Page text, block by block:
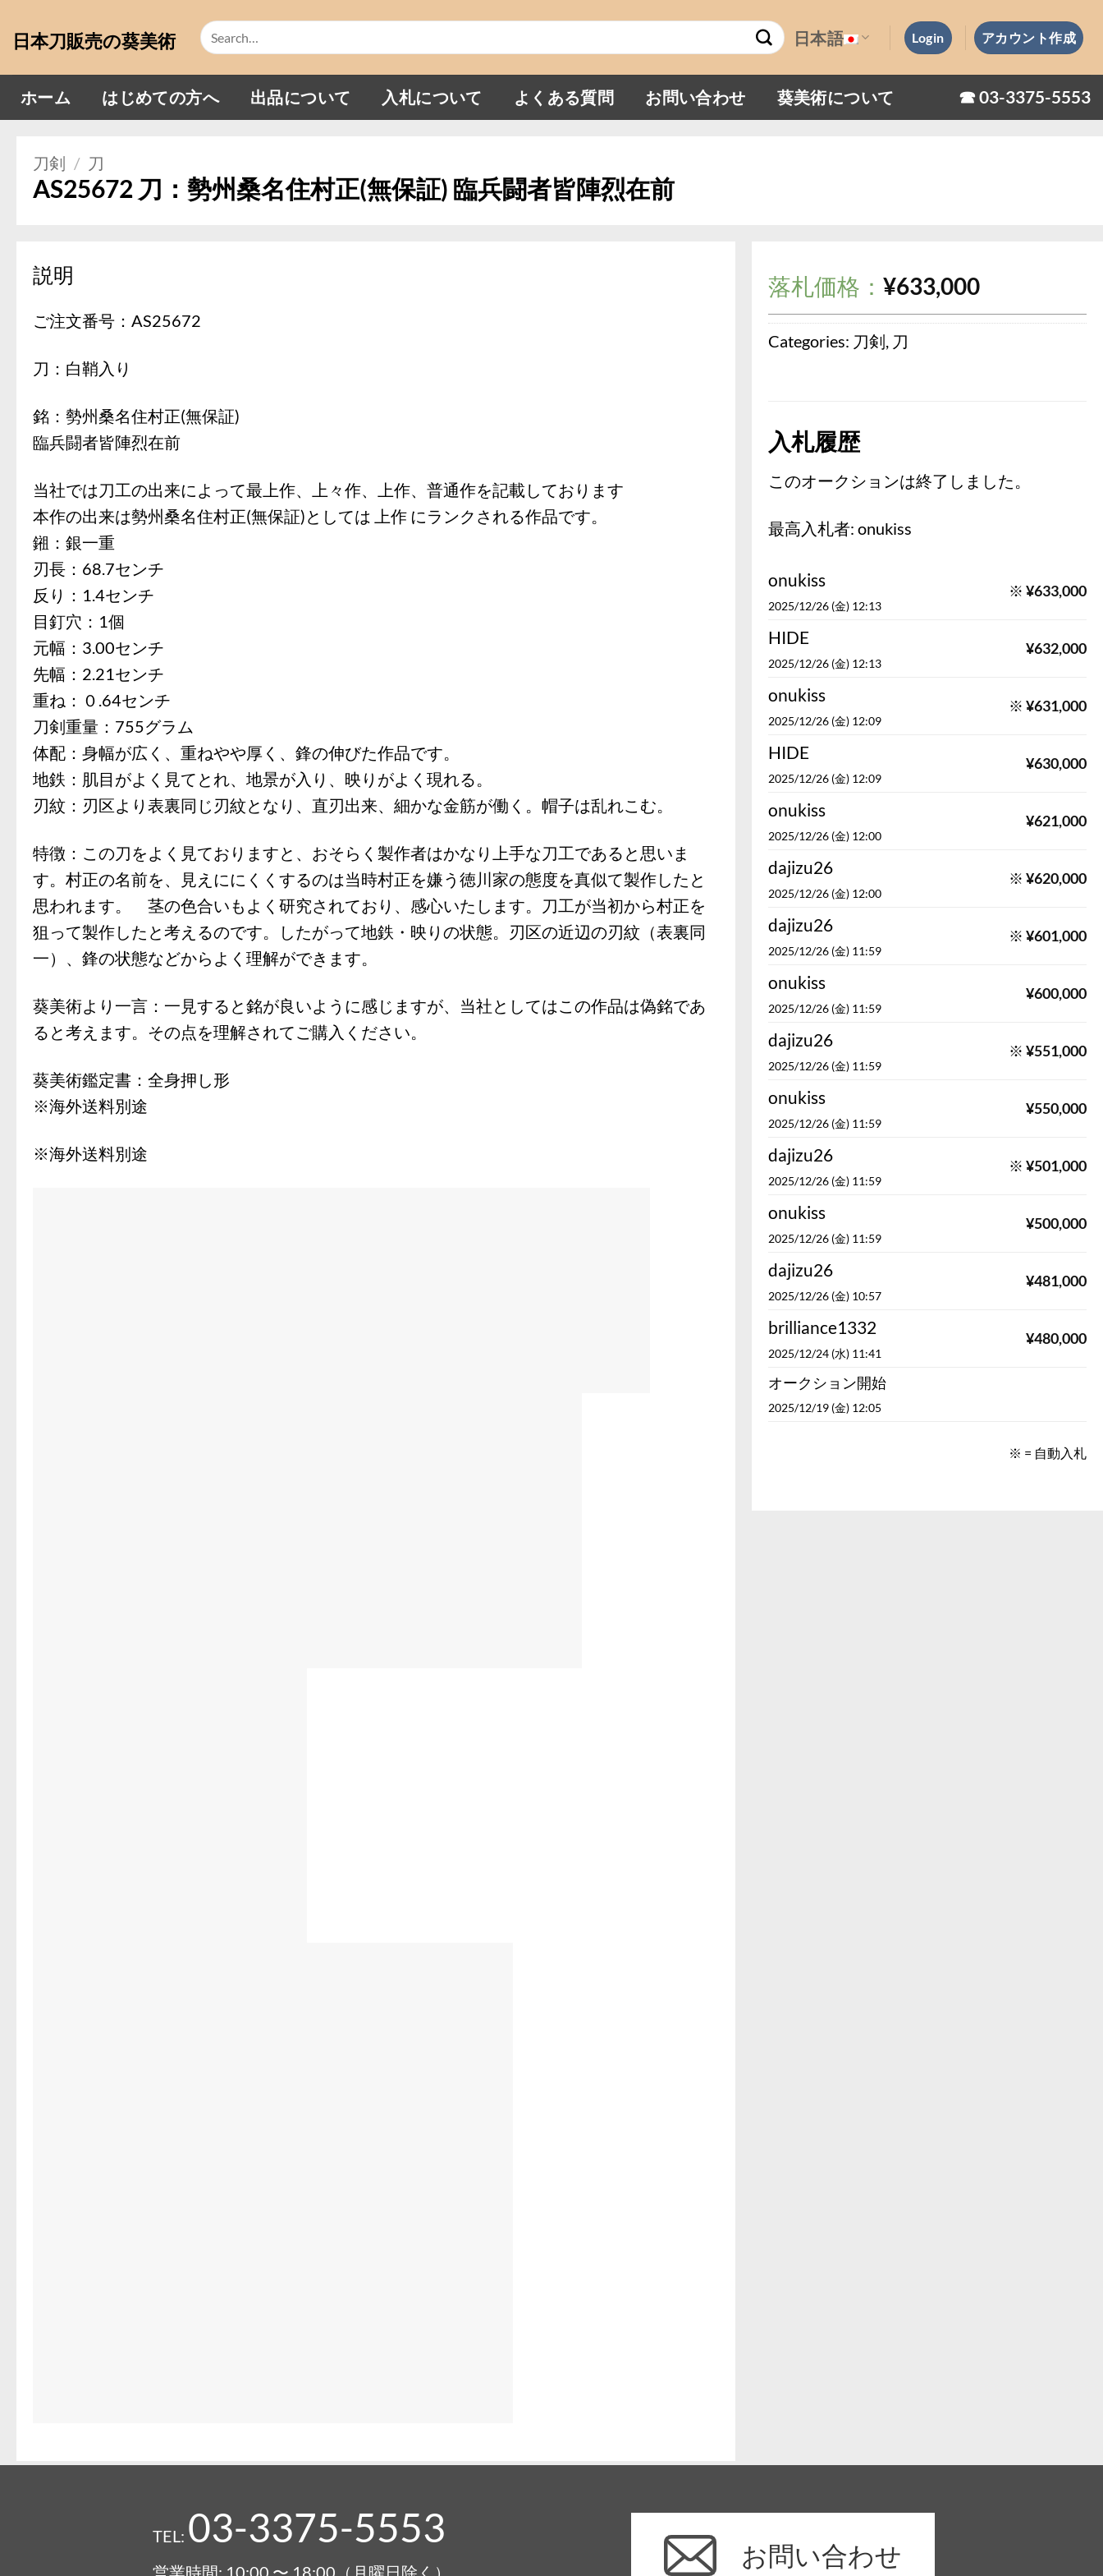
日本刀販売の葵美術
Search
for:
日本語 Login アカウント作成
ホーム はじめての方へ 出品について 入札について よくある質問 お問い合わせ 葵美術について ☎︎ 03-3375-5553
刀剣 / 刀
AS25672 刀：勢州桑名住村正(無保証) 臨兵闘者皆陣烈在前
説明
ご注文番号：AS25672
刀：白鞘入り
銘：勢州桑名住村正(無保証)
臨兵闘者皆陣烈在前
当社では刀工の出来によって最上作、上々作、上作、普通作を記載しております
本作の出来は勢州桑名住村正(無保証)としては 上作 にランクされる作品です。
鎺：銀一重
刃長：68.7センチ
反り：1.4センチ
目釘穴：1個
元幅：3.00センチ
先幅：2.21センチ
重ね：０.64センチ
刀剣重量：755グラム
体配：身幅が広く、重ねやや厚く、鋒の伸びた作品です。
地鉄：肌目がよく見てとれ、地景が入り、映りがよく現れる。
刃紋：刃区より表裏同じ刃紋となり、直刃出来、細かな金筋が働く。帽子は乱れこむ。
特徴：この刀をよく見ておりますと、おそらく製作者はかなり上手な刀工であると思いま
す。村正の名前を、見えににくくするのは当時村正を嫌う徳川家の態度を真似て製作したと
思われます。 茎の色合いもよく研究されており、感心いたします。刀工が当初から村正を
狙って製作したと考えるのです。したがって地鉄・映りの状態。刃区の近辺の刃紋（表裏同
一）、鋒の状態などからよく理解ができます。
葵美術より一言：一見すると銘が良いように感じますが、当社としてはこの作品は偽銘であ
ると考えます。その点を理解されてご購入ください。
葵美術鑑定書：全身押し形
※海外送料別途
※海外送料別途
落札価格： ¥633,000
Categories: 刀剣 刀
入札履歴
このオークションは終了しました。
最高入札者: onukiss
onukiss
2025/12/26 (金) 12:13
※ ¥633,000
HIDE
2025/12/26 (金) 12:13
¥632,000
onukiss
2025/12/26 (金) 12:09
※ ¥631,000
HIDE
2025/12/26 (金) 12:09
¥630,000
onukiss
2025/12/26 (金) 12:00
¥621,000
dajizu26
2025/12/26 (金) 12:00
※ ¥620,000
dajizu26
2025/12/26 (金) 11:59
※ ¥601,000
onukiss
2025/12/26 (金) 11:59
¥600,000
dajizu26
2025/12/26 (金) 11:59
※ ¥551,000
onukiss
2025/12/26 (金) 11:59
¥550,000
dajizu26
2025/12/26 (金) 11:59
※ ¥501,000
onukiss
2025/12/26 (金) 11:59
¥500,000
dajizu26
2025/12/26 (金) 10:57
¥481,000
brilliance1332
2025/12/24 (水) 11:41
¥480,000
オークション開始
2025/12/19 (金) 12:05
※ = 自動入札
TEL: 03-3375-5553
営業時間: 10:00 〜 18:00（月曜日除く）
お問い合わせ